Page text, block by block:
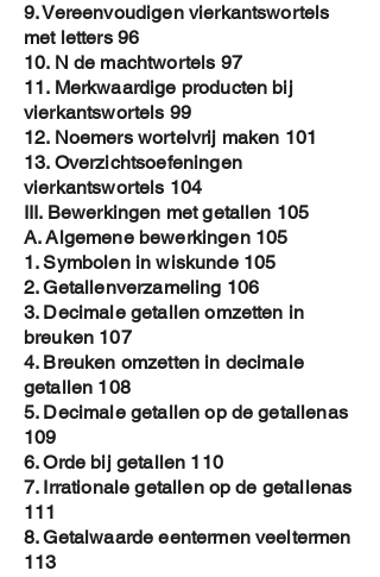
9. Vereenvoudigen vierkantswortels
met letters 96
10. N de machtwortels 97
11. Merkwaardige producten bij
vierkantswortels 99
12. Noemers wortelvrij maken 101
13. Overzichtsoefeningen
vierkantswortels 104
III. Bewerkingen met getallen 105
A. Algemene bewerkingen 105
1. Symbolen in wiskunde 105
2. Getallenverzameling 106
3. Decimale getallen omzetten in
breuken 107
4. Breuken omzetten in decimale
getallen 108
5. Decimale getallen op de getallenas
109
6. Orde bij getallen 110
7. Irrationale getallen op de getallenas
111
8. Getalwaarde eentermen veeltermen
113